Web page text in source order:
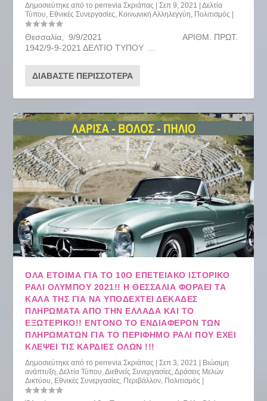
Δημοσιεύτηκε από τοperrevia Σκριάπας |Σεπ 9, 2021 |Δελτία
Τύπου Εθνικές Συνεργασίες Κοινωνική Αλληλεγγύη Πολιτισμός |
Θεσσαλία, 9/9/2021 ΑΡΙΘΜ. ΠΡΩΤ.
1942/9-9-2021 ΔΕΛΤΙΟ ΤΥΠΟΥ ...
ΔΙΑΒΆΣΤΕ ΠΕΡΙΣΣΌΤΕΡΑ
ΌΛΑ ΈΤΟΙΜΑ ΓΙΑ ΤΟ 10Ο ΕΠΕΤΕΙΑΚΌ ΙΣΤΟΡΙΚΌ
ΡΆΛΙ ΟΛΎΜΠΟΥ 2021!! Η ΘΕΣΣΑΛΊΑ ΦΟΡΆΕΙ ΤΑ
ΚΑΛΆ ΤΗΣ ΓΙΑ ΝΑ ΥΠΟΔΕΧΤΕΊ ΔΕΚΆΔΕΣ
ΠΛΗΡΏΜΑΤΑ ΑΠΌ ΤΗΝ ΕΛΛΆΔΑ ΚΑΙ ΤΟ
ΕΞΩΤΕΡΙΚΌ!! ΈΝΤΟΝΟ ΤΟ ΕΝΔΙΑΦΈΡΟΝ ΤΩΝ
ΠΛΗΡΩΜΆΤΩΝ ΓΙΑ ΤΟ ΠΕΡΊΦΗΜΟ ΡΆΛΙ ΠΟΥ ΈΧΕΙ
ΚΛΈΨΕΙ ΤΙΣ ΚΑΡΔΙΈΣ ΌΛΩΝ !!!
Δημοσιεύτηκε από τοperrevia Σκριάπας |Σεπ 3, 2021 | Βιώσιμη
ανάπτυξη ,Δελτία Τύπου ,Διεθνείς Συνεργασίες ,Δράσεις Μελών
Δικτύου Εθνικές Συνεργασίες Περιβάλλον Πολιτισμός |